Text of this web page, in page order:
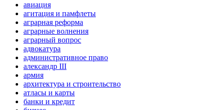
авиация
агитация и памфлеты
аграрная реформа
аграрные волнения
аграрный вопрос
адвокатура
административное право
александр III
армия
архитектура и строительство
атласы и карты
банки и кредит